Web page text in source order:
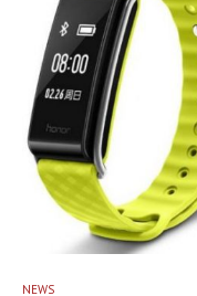
NEWS